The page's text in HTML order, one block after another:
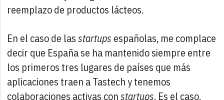
reemplazo de productos lácteos.
En el caso de lasstartups españolas, me complace
decir que España se ha mantenido siempre entre
los primeros tres lugares de países que más
aplicaciones traen a Tastech y tenemos
colaboraciones activas constartups. Es el caso,